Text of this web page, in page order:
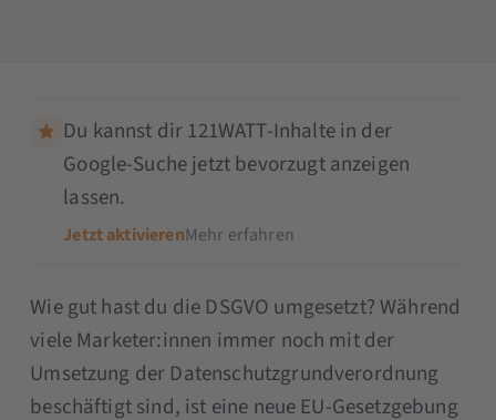
Du kannst dir 121WATT-Inhalte in der
Google-Suche jetzt bevorzugt anzeigen
lassen.
Jetzt aktivierenMehr erfahren
Wie gut hast du die DSGVO umgesetzt? Während
viele Marketer:innen immer noch mit der
Umsetzung der Datenschutzgrundverordnung
beschäftigt sind, ist eine neue EU-Gesetzgebung